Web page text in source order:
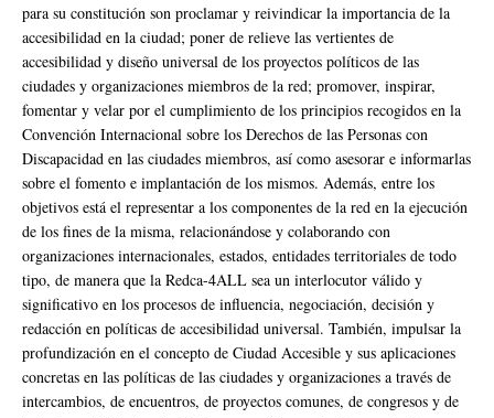
para su constitución son proclamar y reivindicar la importancia de la
accesibilidad en la ciudad; poner de relieve las vertientes de
accesibilidad y diseño universal de los proyectos políticos de las
ciudades y organizaciones miembros de la red; promover, inspirar,
fomentar y velar por el cumplimiento de los principios recogidos en la
Convención Internacional sobre los Derechos de las Personas con
Discapacidad en las ciudades miembros, así como asesorar e informarlas
sobre el fomento e implantación de los mismos. Además, entre los
objetivos está el representar a los componentes de la red en la ejecución
de los fines de la misma, relacionándose y colaborando con
organizaciones internacionales, estados, entidades territoriales de todo
tipo, de manera que la Redca-4ALL sea un interlocutor válido y
significativo en los procesos de influencia, negociación, decisión y
redacción en políticas de accesibilidad universal. También, impulsar la
profundización en el concepto de Ciudad Accesible y sus aplicaciones
concretas en las políticas de las ciudades y organizaciones a través de
intercambios, de encuentros, de proyectos comunes, de congresos y de